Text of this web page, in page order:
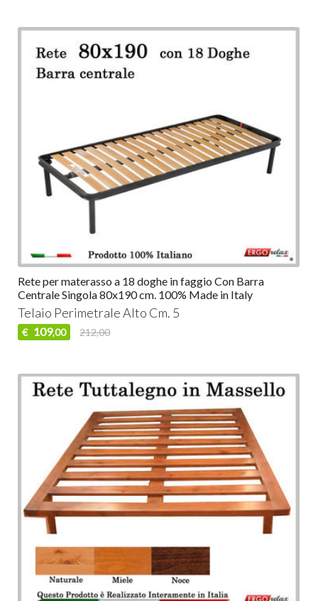
Rete per materasso a 18 doghe in faggio Con Barra
Centrale Singola 80x190 cm. 100% Made in Italy
Telaio Perimetrale Alto Cm. 5
€ 109,00 212,00